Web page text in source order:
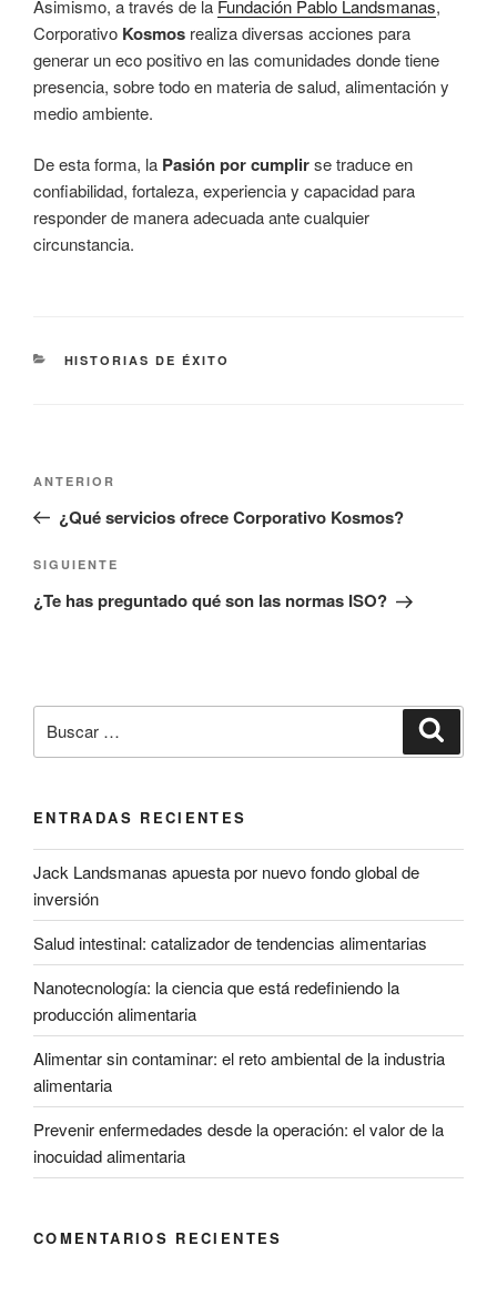
Asimismo, a través de la Fundación Pablo Landsmanas,
Corporativo Kosmos realiza diversas acciones para
generar un eco positivo en las comunidades donde tiene
presencia, sobre todo en materia de salud, alimentación y
medio ambiente.
De esta forma, la Pasión por cumplirse traduce en
confiabilidad, fortaleza, experiencia y capacidad para
responder de manera adecuada ante cualquier
circunstancia.
CATEGORÍAS
HISTORIAS DE ÉXITO
entradas
Entrada
anterior:
ANTERIOR
¿Qué servicios ofrece Corporativo Kosmos?
Siguiente
entrada
SIGUIENTE
¿Te has preguntado qué son las normas ISO?
por:
ENTRADAS RECIENTES
Jack Landsmanas apuesta por nuevo fondo global de
inversión
Salud intestinal: catalizador de tendencias alimentarias
Nanotecnología: la ciencia que está redefiniendo la
producción alimentaria
Alimentar sin contaminar: el reto ambiental de la industria
alimentaria
Prevenir enfermedades desde la operación: el valor de la
inocuidad alimentaria
COMENTARIOS RECIENTES